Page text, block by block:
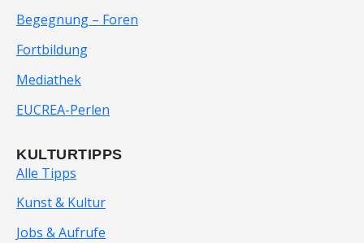
Begegnung – Foren
Fortbildung
Mediathek
EUCREA-Perlen
KULTURTIPPS
Alle Tipps
Kunst & Kultur
Jobs & Aufrufe